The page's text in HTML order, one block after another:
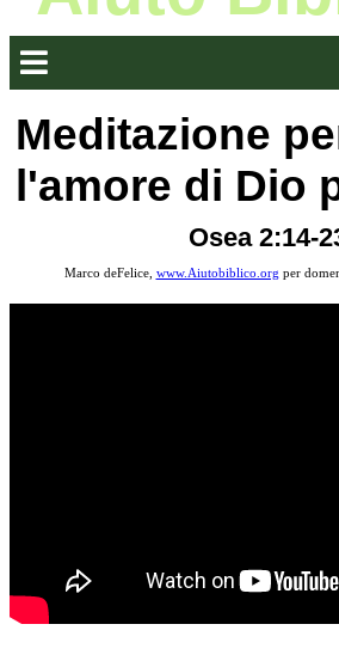
Meditazione
l'amore di Dio
Osea 2:14-
Marco deFelice, www.Aiutobiblico.org per